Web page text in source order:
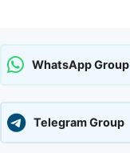
WhatsApp Group
Telegram Group